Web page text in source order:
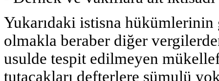
Yukarıdaki istisna
olmakla beraber diğer
usulde tespit edilmeyen
tutacakları defterlere şümulü